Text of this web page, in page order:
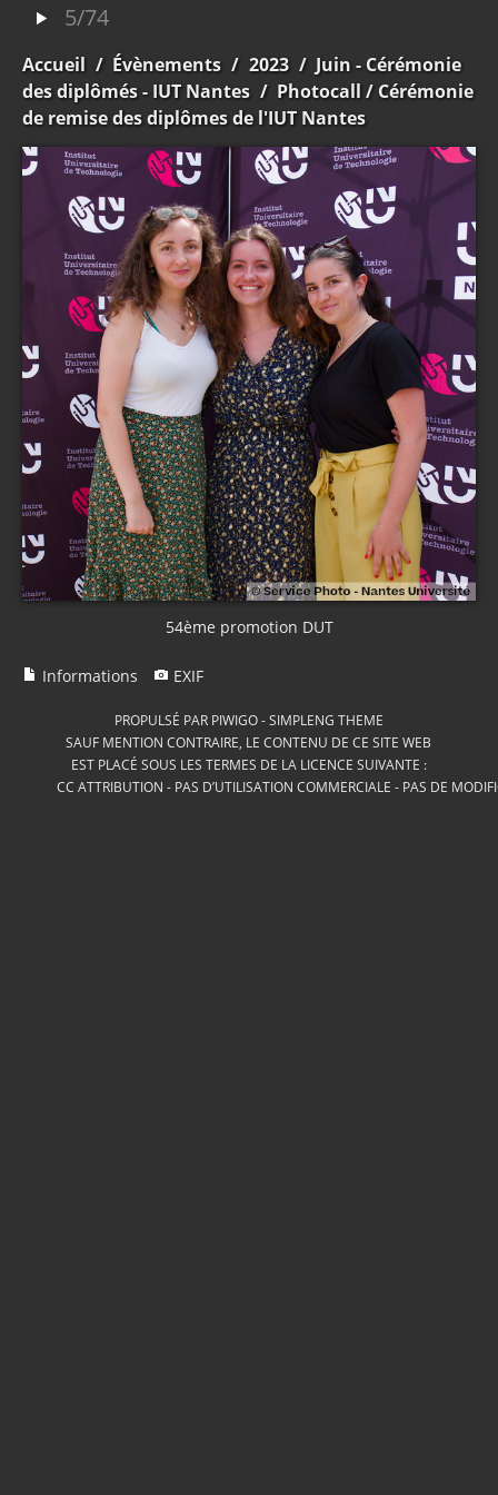
5/74
Accueil / Évènements / 2023 / Juin - Cérémonie
des diplômés - IUT Nantes / Photocall / Cérémonie
de remise des diplômes de l'IUT Nantes
54ème promotion DUT
Informations EXIF
PROPULSÉ PAR PIWIGO-SIMPLENG THEME
SAUF MENTION CONTRAIRE, LE CONTENU DE CE SITE WEB
EST PLACÉ SOUS LES TERMES DE LA LICENCE SUIVANTE :
CC ATTRIBUTION - PAS D’UTILISATION COMMERCIALE - PAS DE